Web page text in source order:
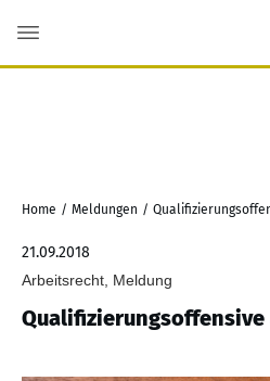
Home / Meldungen /
21.09.2018
Arbeitsrecht, Meldung